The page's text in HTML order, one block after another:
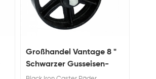
Großhandel Vantage 8 "
Schwarzer Gusseisen-
Schwenkzahnrad und